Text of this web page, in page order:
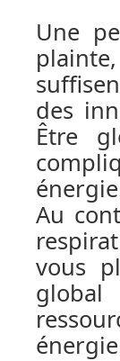
Une
des
Être
Au
vous